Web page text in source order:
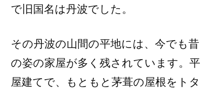
で旧国名は丹波でした。
その丹波の山間の平地には、今でも昔
の姿の家屋が多く残されています。平
屋建てで、もともと茅葺の屋根をトタ